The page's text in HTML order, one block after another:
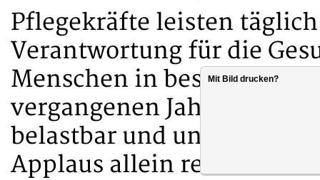
Pflegekräfte leisten
Verantwortung für die
Menschen in besonders
vergangenen Jahre haben
belastbar und
Applaus allein reicht nicht
Mit Bild drucken?